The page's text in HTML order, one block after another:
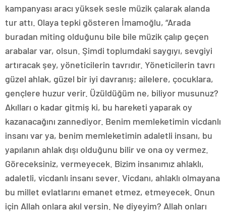
kampanyası aracı yüksek sesle müzik çalarak alanda
tur attı. Olaya tepki gösteren İmamoğlu, “Arada
buradan miting olduğunu bile bile müzik çalıp geçen
arabalar var, olsun. Şimdi toplumdaki saygıyı, sevgiyi
artıracak şey, yöneticilerin tavrıdır. Yöneticilerin tavrı
güzel ahlak, güzel bir iyi davranış; ailelere, çocuklara,
gençlere huzur verir. Üzüldüğüm ne, biliyor musunuz?
Akılları o kadar gitmiş ki, bu hareketi yaparak oy
kazanacağını zannediyor. Benim memleketimin vicdanlı
insanı var ya, benim memleketimin adaletli insanı, bu
yapılanın ahlak dışı olduğunu bilir ve ona oy vermez.
Göreceksiniz, vermeyecek. Bizim insanımız ahlaklı,
adaletli, vicdanlı insanı sever. Vicdanı, ahlaklı olmayana
bu millet evlatlarını emanet etmez, etmeyecek. Onun
için Allah onlara akıl versin. Ne diyeyim? Allah onları